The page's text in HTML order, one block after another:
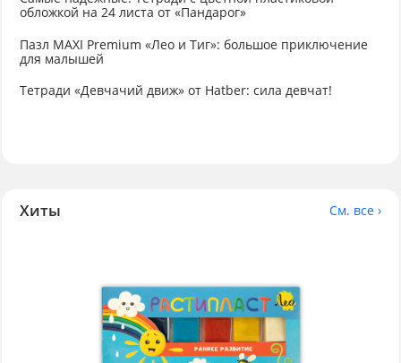
обложкой на 24 листа от «Пандарог»
Пазл MAXI Premium «Лео и Тиг»: большое приключение
для малышей
Тетради «Девчачий движ» от Hatber: сила девчат!
Хиты См. все ›